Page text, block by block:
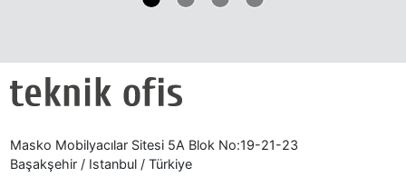
Masko Mobilyacılar Sitesi 5A Blok No:19-21-23
Başakşehir / Istanbul / Türkiye